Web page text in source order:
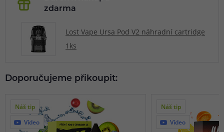
zdarma
Lost Vape Ursa Pod V2 náhradní cartridge
1ks
Doporučujeme přikoupit:
Náš tip
Video
Náš tip
Video